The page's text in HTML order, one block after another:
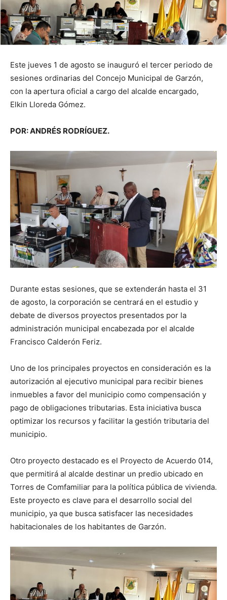
Este jueves 1 de agosto se inauguró el tercer periodo de
sesiones ordinarias del Concejo Municipal de Garzón,
con la apertura oficial a cargo del alcalde encargado,
Elkin Lloreda Gómez.
POR: ANDRÉS RODRÍGUEZ.
Durante estas sesiones, que se extenderán hasta el 31
de agosto, la corporación se centrará en el estudio y
debate de diversos proyectos presentados por la
administración municipal encabezada por el alcalde
Francisco Calderón Feriz.
Uno de los principales proyectos en consideración es la
autorización al ejecutivo municipal para recibir bienes
inmuebles a favor del municipio como compensación y
pago de obligaciones tributarias. Esta iniciativa busca
optimizar los recursos y facilitar la gestión tributaria del
municipio.
Otro proyecto destacado es el Proyecto de Acuerdo 014,
que permitirá al alcalde destinar un predio ubicado en
Torres de Comfamiliar para la política pública de vivienda.
Este proyecto es clave para el desarrollo social del
municipio, ya que busca satisfacer las necesidades
habitacionales de los habitantes de Garzón.